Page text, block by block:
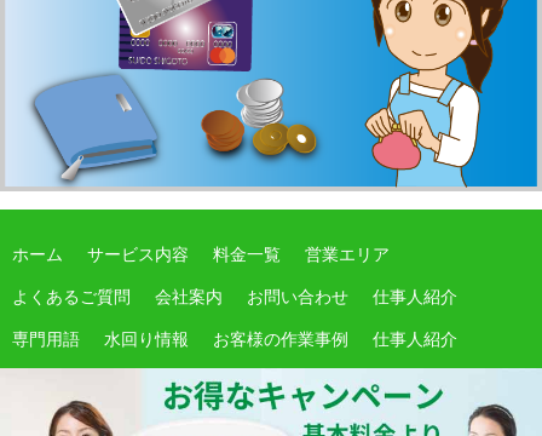
ホーム サービス内容 料金一覧 営業エリア
よくあるご質問 会社案内 お問い合わせ 仕事人紹介
専門用語 水回り情報 お客様の作業事例 仕事人紹介
期間限定